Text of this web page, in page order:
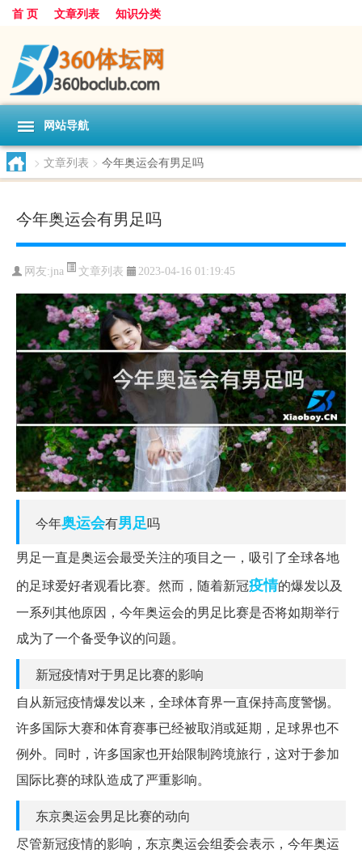
首 页 文章列表 知识分类
网站导航
> 文章列表 > 今年奥运会有男足吗
今年奥运会有男足吗
网友:jna 文章列表 2023-04-16 01:19:45
今年奥运会有男足吗
男足一直是奥运会最受关注的项目之一，吸引了全球各地
的足球爱好者观看比赛。然而，随着新冠疫情的爆发以及
一系列其他原因，今年奥运会的男足比赛是否将如期举行
成为了一个备受争议的问题。
新冠疫情对于男足比赛的影响
自从新冠疫情爆发以来，全球体育界一直保持高度警惕。
许多国际大赛和体育赛事已经被取消或延期，足球界也不
例外。同时，许多国家也开始限制跨境旅行，这对于参加
国际比赛的球队造成了严重影响。
东京奥运会男足比赛的动向
尽管新冠疫情的影响，东京奥运会组委会表示，今年奥运